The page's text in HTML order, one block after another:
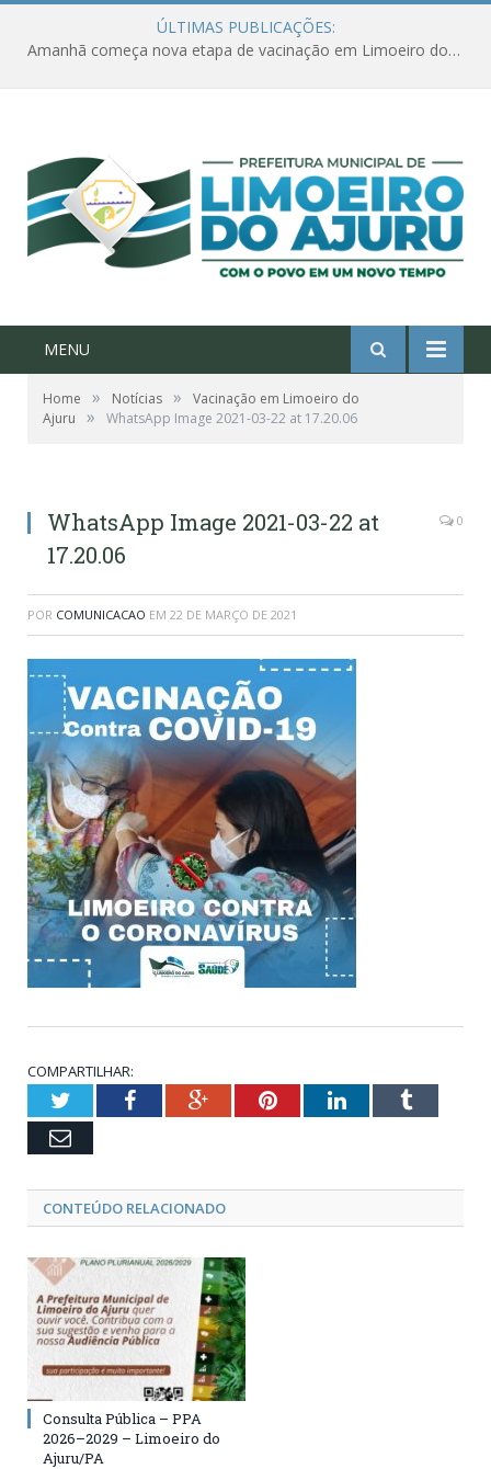
ÚLTIMAS PUBLICAÇÕES:
Amanhã começa nova etapa de vacinação em Limoeiro do Ajuru para idosos com 65 ou mais
MENU
Home » Notícias »
Vacinação em Limoeiro do
Ajuru
» WhatsApp Image 2021-03-22 at 17.20.06
WhatsApp Image 2021-03-22 at
17.20.06
0
POR COMUNICACAO EM 22 DE MARÇO DE 2021
COMPARTILHAR:
TwitterFacebookGoogle+PinterestLinkedInTumblr
Email
CONTEÚDO RELACIONADO
Consulta Pública – PPA
2026–2029 – Limoeiro do
Ajuru/PA